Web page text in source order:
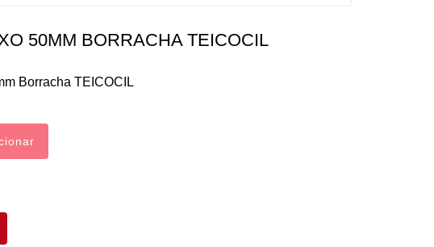
50MM BORRACHA TEICOCIL
Borracha TEICOCIL